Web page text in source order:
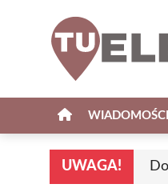
WIADOMOŚCI
UWAGA!